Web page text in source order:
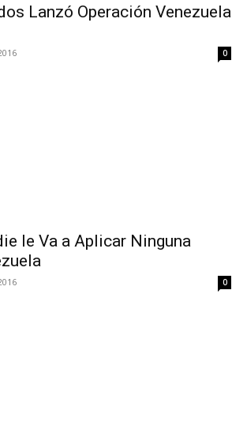
Lanzó Operación Venezuela
0
le Va a Aplicar Ninguna
0